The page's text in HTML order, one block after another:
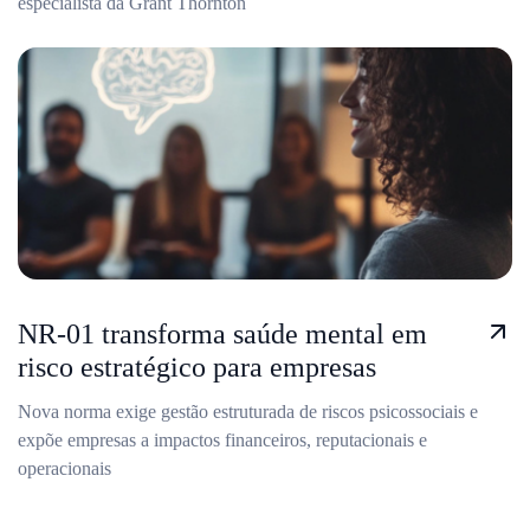
NR-01 transforma saúde mental em
risco estratégico para empresas
Nova norma exige gestão estruturada de riscos psicossociais e
expõe empresas a impactos financeiros, reputacionais e
operacionais